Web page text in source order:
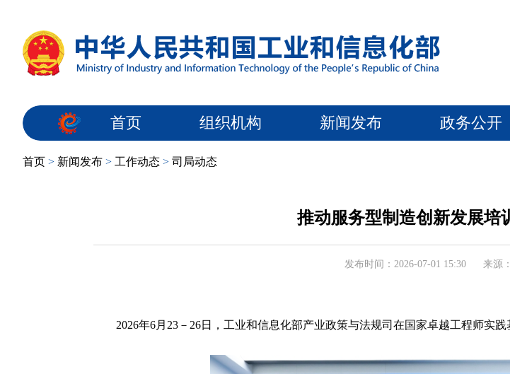
首页 组织机构 新闻发布 政务公开
首页 > 新闻发布 > 工作动态 > 司局动态
推动服务型制造创新发展培
发布时间：2026-07-01 15:30 来源
2026年6月23－26日，工业和信息化部产业政策与法规司在国家卓越工程师实